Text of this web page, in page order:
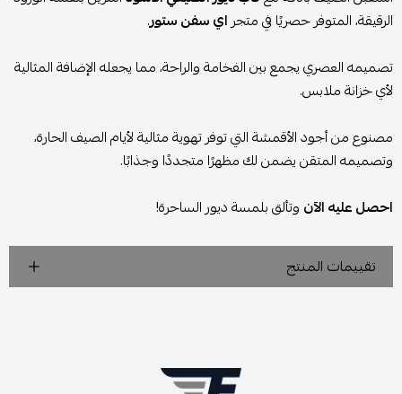
الرقيقة، المتوفر حصريًا في متجراي سفن ستور.
تصميمه العصري يجمع بين الفخامة والراحة، مما يجعله الإضافة المثالية
لأي خزانة ملابس.
مصنوع من أجود الأقمشة التي توفر تهوية مثالية لأيام الصيف الحارة،
وتصميمه المتقن يضمن لك مظهرًا متجددًا وجذابًا.
احصل عليه الآن وتألق بلمسة ديور الساحرة!
تقييمات المنتج